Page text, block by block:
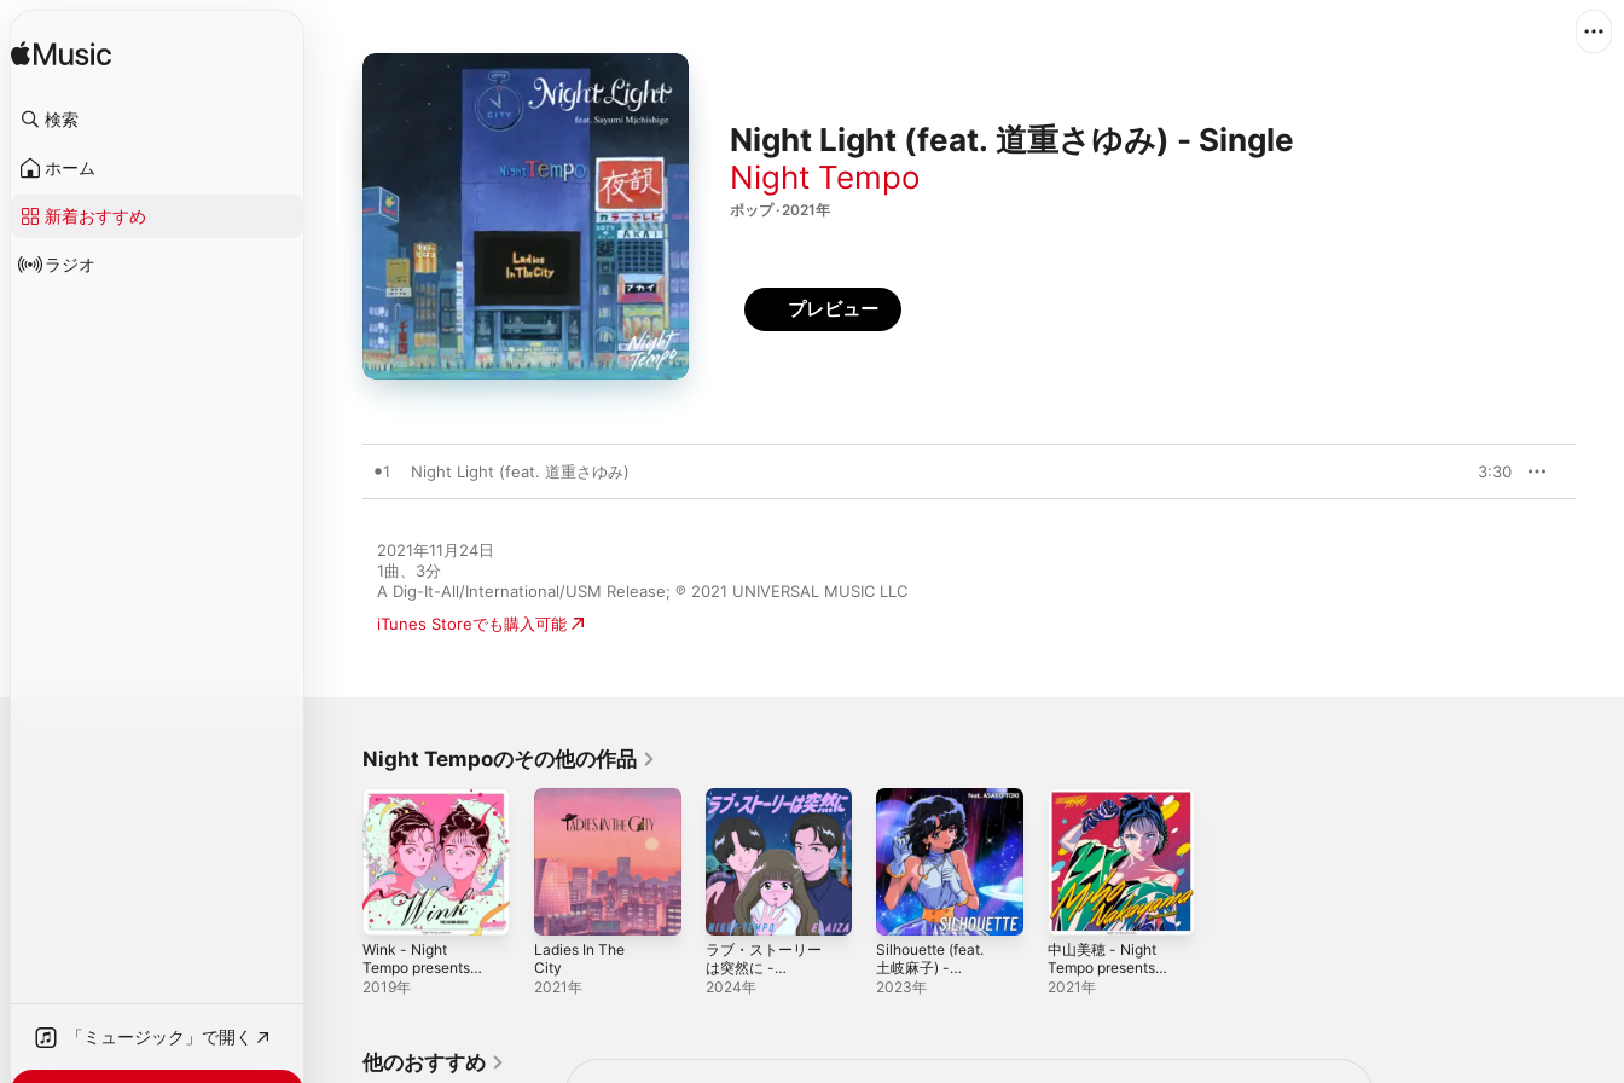
検索
ホーム
新着おすすめ
ラジオ
「ミュージック」で開く
Night Light (feat. 道重さゆみ) - Single
Night Tempo
ポップ · 2021年
プレビュー
1 Night Light (feat. 道重さゆみ) 3:30
2021年11月24日
1曲、3分
A Dig-It-All/International/USM Release; ℗ 2021 UNIVERSAL MUSIC LLC
iTunes Storeでも購入可能
Night Tempoのその他の作品
Wink - Night
Tempo presents
ザ・昭和グルーヴ
2019年
Ladies In The
City
2021年
ラブ・ストーリー
は突然に -
Single
2024年
Silhouette (feat.
土岐麻子) -
Single
2023年
中山美穂 - Night
Tempo presents
ザ・昭和グルーヴ
2021年
他のおすすめ